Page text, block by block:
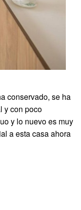
conservado, se ha
y con poco
y lo nuevo es muy
a esta casa ahora